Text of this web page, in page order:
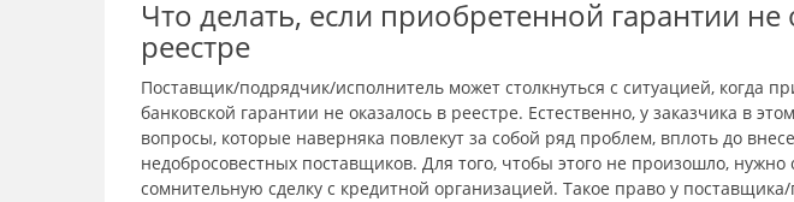
Что делать, если приобретенной гарантии не
реестре
Поставщик/подрядчик/исполнитель может столкнуться с ситуацией, когда
банковской гарантии не оказалось в реестре. Естественно, у заказчика в
вопросы, которые наверняка повлекут за собой ряд проблем, вплоть до
недобросовестных поставщиков. Для того, чтобы этого не произошло, нужно
сомнительную сделку с кредитной организацией. Такое право у